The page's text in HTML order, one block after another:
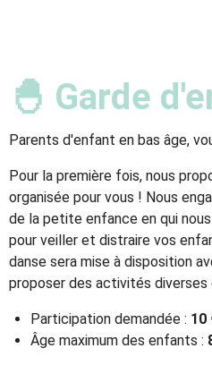
🐣 Garde
Parents d'enfant en bas âge,
Pour la première fois, nous
organisée pour vous ! Nous
de la petite enfance en qui
pour veiller et distraire vos
danse sera mise à disposition
proposer des activités diverses
Participation demandée : 10
Âge maximum des enfants :